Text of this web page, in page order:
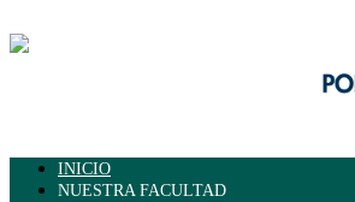
INICIO
NUESTRA FACULTAD